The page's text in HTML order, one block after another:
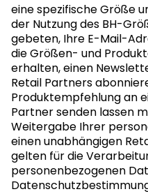
eine spezifische Größe
der Nutzung des BH-
gebeten, Ihre E-Mail-
die Größen- und
erhalten, einen
Retail Partners
Produktempfehlung an
Partner senden lassen
Weitergabe Ihrer
einen unabhängigen
gelten für die
personenbezogenen